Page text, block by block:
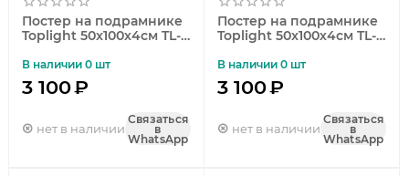
Постер на подрамнике
Toplight 50x100х4см TL-
В наличии 0 шт
3 100₽
нет в наличии
Связаться
в
WhatsApp
Постер на подрамнике
Toplight 50x100х4см TL-
В наличии 0 шт
3 100₽
нет в наличии
Связаться
в
WhatsApp